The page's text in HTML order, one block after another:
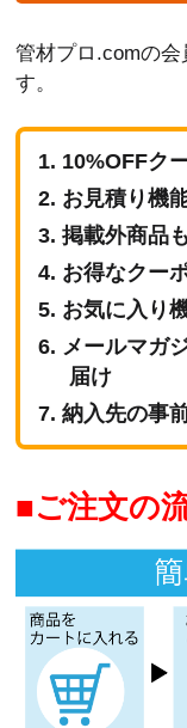
管材プロ.comの会
す。
10%OFFク
お見積り機
掲載外商品
お得なクー
お気に入り
メールマガ
届け
納入先の事
ご注文の